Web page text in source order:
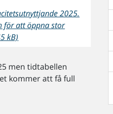
2025.
för att öppna stor
kB)
men tidtabellen
kommer att få full